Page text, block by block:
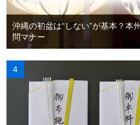
沖縄の初盆は“しない”が基本？本
問マナー